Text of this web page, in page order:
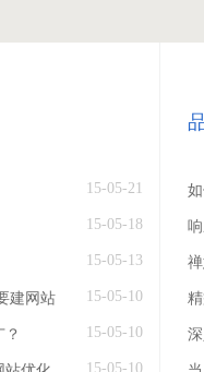
15-05-21
15-05-18
15-05-13
建网站 15-05-10
15-05-10
15-05-10